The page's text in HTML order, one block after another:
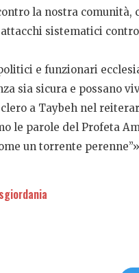
la nostra comunità,
sistematici
e funzionari
sia sicura e possano
a Taybeh nel
le parole del Profeta
un torrente